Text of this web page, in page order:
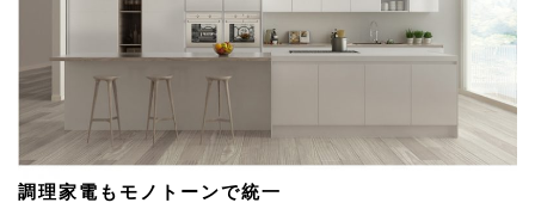
調理家電もモノトーンで統一